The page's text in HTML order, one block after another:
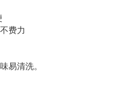
费力
易清洗。